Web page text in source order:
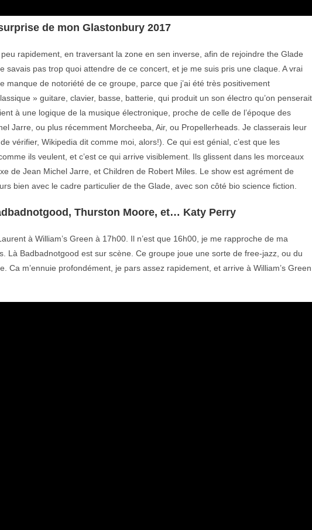
de mon Glastonbury 2017
rapidement, en traversant la zone en sen inverse, afin de rejoindre the Glade
savais pas trop quoi attendre de ce concert, et je me suis pris une claque. A vrai
manque de notoriété de ce groupe, parce que j’ai été très positivement
» guitare, clavier, basse, batterie, qui produit un son électro qu’on penserait
à une logique de la musique électronique, proche de celle de l’époque des
Jarre, ou plus récemment Morcheeba, Air, ou Propellerheads. Je classerais leur
vérifier, Wikipedia dit comme moi, alors!). Ce qui est génial, c’est que les
ils veulent, et c’est ce qui arrive visiblement. Ils glissent dans les morceaux
de Jean Michel Jarre, et Children de Robert Miles. Le show est agrément de
bien avec le cadre particulier de the Glade, avec son côté bio science fiction.
Thurston Moore, et… Katy Perry
à William’s Green à 17h00. Il n’est que 16h00, je me rapproche de ma
Là Badbadnotgood est sur scène. Ce groupe joue une sorte de free-jazz, ou du
Ca m’ennuie profondément, je pars assez rapidement, et arrive à William’s Green